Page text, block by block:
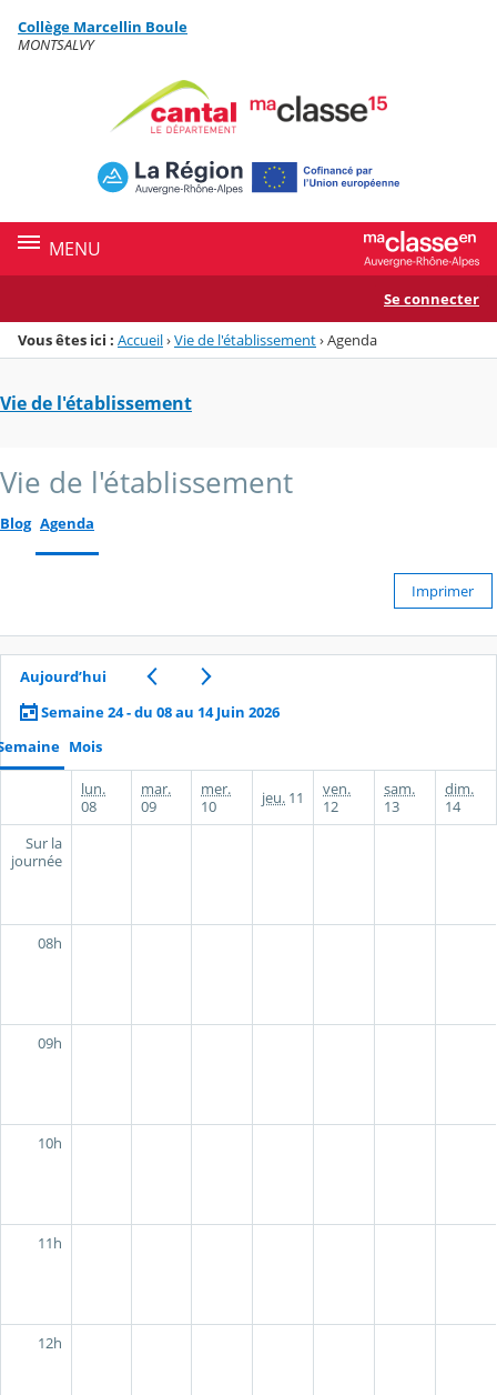
Menu de la rubrique
Contenu
Collège Marcellin Boule
MONTSALVY
MENU
Se connecter
Vous êtes ici : Accueil›Vie de l'établissement›Agenda
Vie de l'établissement
Vie de l'établissement
Blog Agenda
Imprimer
Aujourd’hui
Semaine 24 - du 08 au 14 Juin 2026
Mois
lun.
08
mar.
09
mer.
10
jeu. 11
ven.
12
sam.
13
dim.
14
Sur la
journée
08h
09h
10h
11h
12h